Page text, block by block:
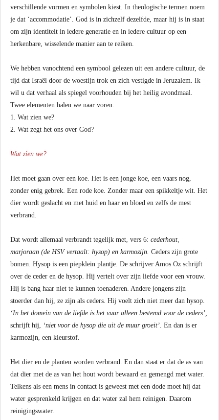
verschillende vormen en symbolen kiest. In theologische termen noem
je dat ‘accommodatie’. God is in zichzelf dezelfde, maar hij is in staat
om zijn identiteit in iedere generatie en in iedere cultuur op een
herkenbare, wisselende manier aan te reiken.
We hebben vanochtend een symbool gelezen uit een andere cultuur, de
tijd dat Israël door de woestijn trok en zich vestigde in Jeruzalem. Ik
wil u dat verhaal als spiegel voorhouden bij het heilig avondmaal.
Twee elementen halen we naar voren:
1. Wat zien we?
2. Wat zegt het ons over God?
Wat zien we?
Het moet gaan over een koe. Het is een jonge koe, een vaars nog,
zonder enig gebrek. Een rode koe. Zonder maar een spikkeltje wit. Het
dier wordt geslacht en met huid en haar en bloed en zelfs de mest
verbrand.
Dat wordt allemaal verbrandt tegelijk met, vers 6: cederhout,
marjoraan (de HSV vertaalt: hysop) en karmozijn. Ceders zijn grote
bomen. Hysop is een piepklein plantje. De schrijver Amos Oz schrijft
over de ceder en de hysop. Hij vertelt over zijn liefde voor een vrouw.
Hij is bang haar niet te kunnen toenaderen. Andere jongens zijn
stoerder dan hij, ze zijn als ceders. Hij voelt zich niet meer dan hysop.
‘In het domein van de liefde is het vuur alleen bestemd voor de ceders’,
schrijft hij,
‘niet voor de hysop die uit de muur groeit’. En dan is er
karmozijn, een kleurstof.
Het dier en de planten worden verbrand. En dan staat er dat de as van
dat dier met de as van het hout wordt bewaard en gemengd met water.
Telkens als een mens in contact is geweest met een dode moet hij dat
water gesprenkeld krijgen en dat water zal hem reinigen. Daarom
reinigingswater.